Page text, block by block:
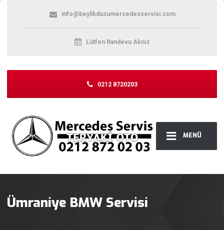
MENÜ
info@beylikduzumercedesservisi.com
Lütfen Randevu Alınız
0212 8720203
Ümraniye BMW Servisi